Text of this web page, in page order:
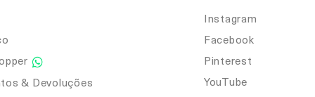
& Devoluções
Instagram
Facebook
Pinterest
YouTube